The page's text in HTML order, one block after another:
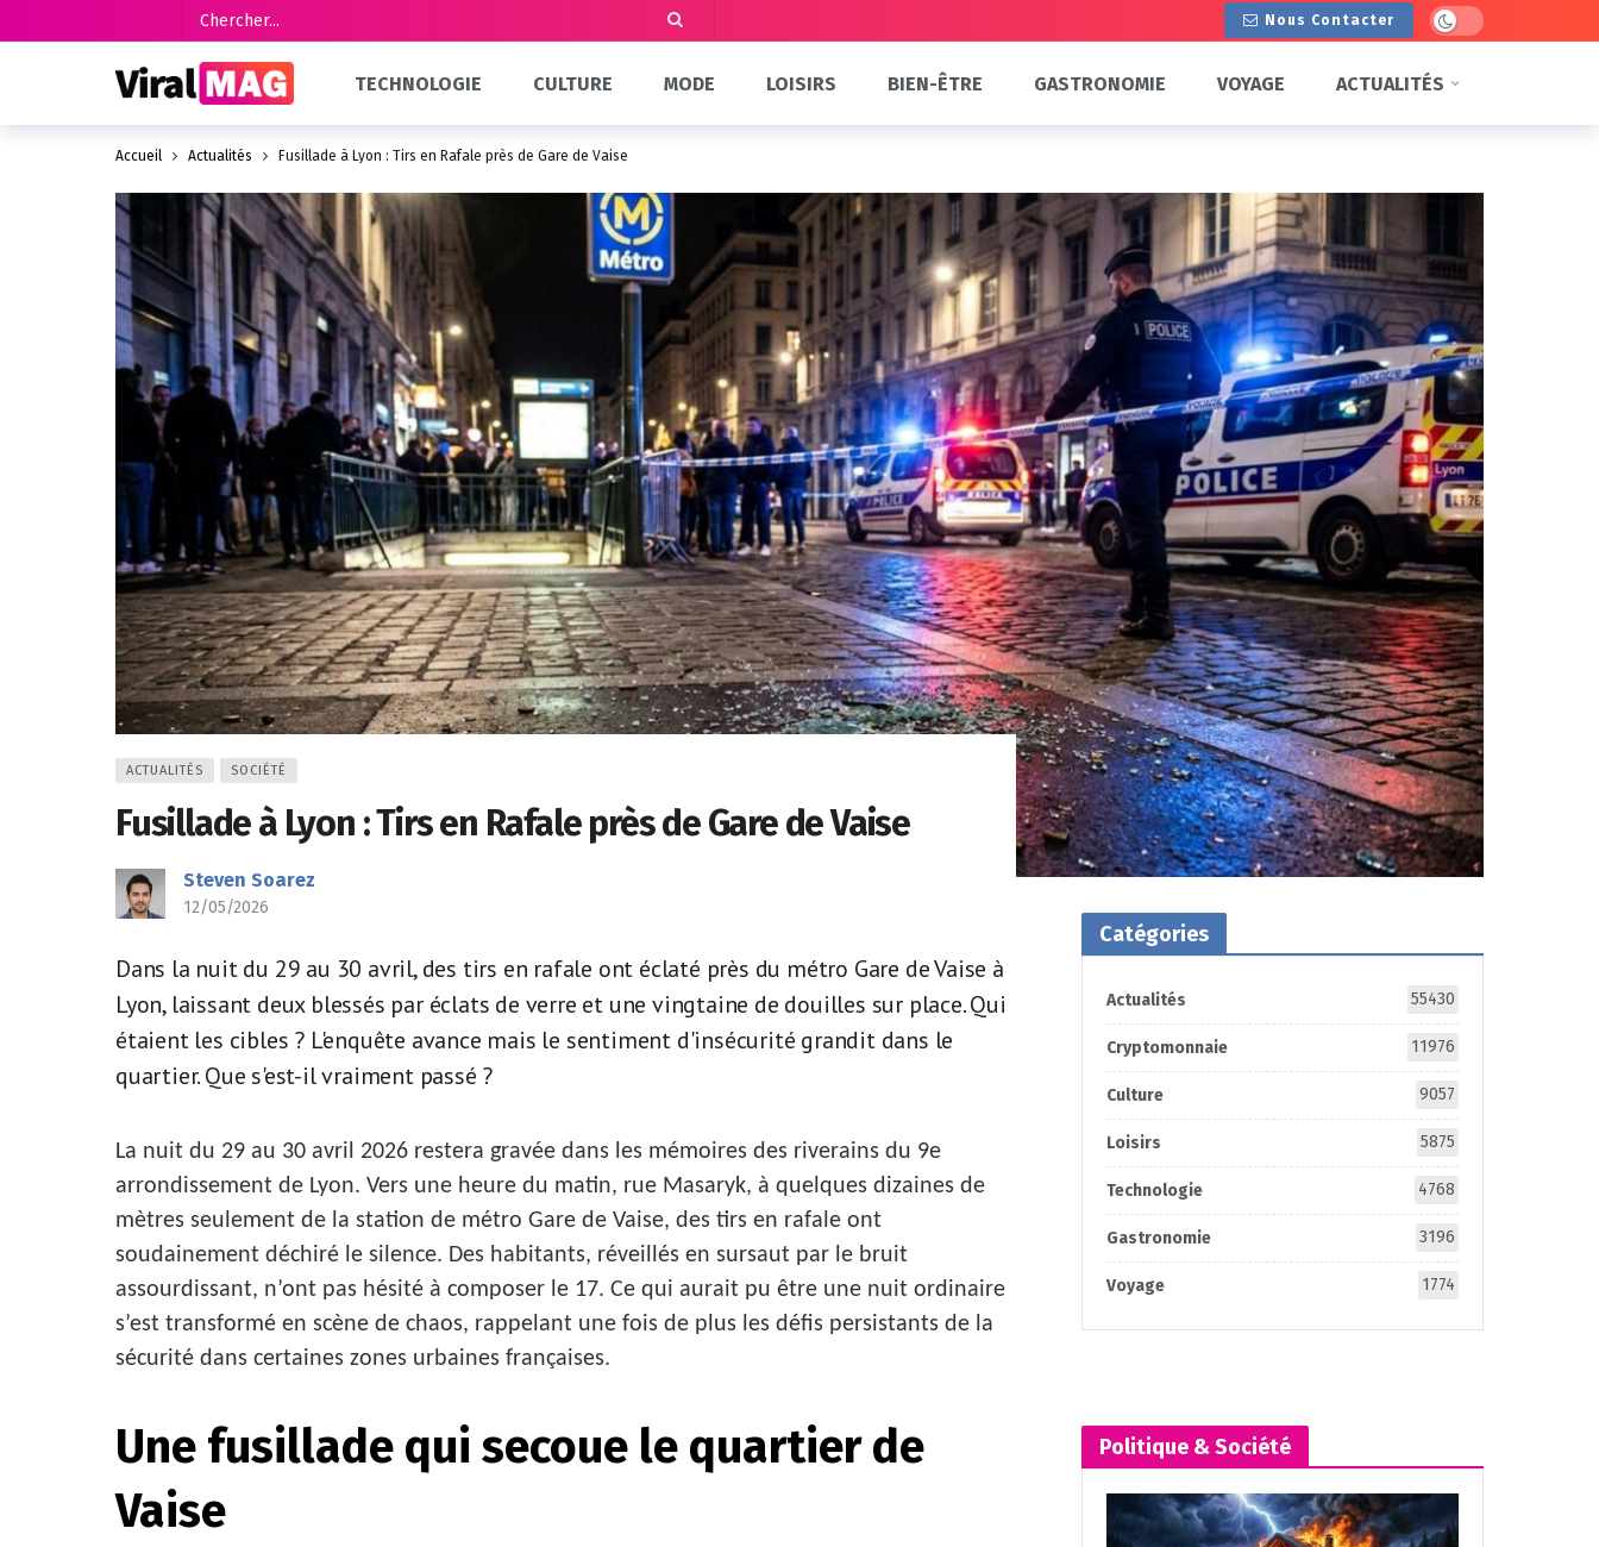
Nous Contacter Dark mode
TECHNOLOGIE CULTURE MODE LOISIRS BIEN-ÊTRE GASTRONOMIE VOYAGE ACTUALITÉS
Accueil Actualités Fusillade à Lyon : Tirs en Rafale près de Gare de Vaise
ACTUALITÉS SOCIÉTÉ
Fusillade à Lyon : Tirs en Rafale près de Gare de Vaise
Steven Soarez
12/05/2026
Dans la nuit du 29 au 30 avril, des tirs en rafale ont éclaté près du métro Gare de Vaise à
Lyon, laissant deux blessés par éclats de verre et une vingtaine de douilles sur place. Qui
étaient les cibles ? L'enquête avance mais le sentiment d'insécurité grandit dans le
quartier. Que s'est-il vraiment passé ?
La nuit du 29 au 30 avril 2026 restera gravée dans les mémoires des riverains du 9e
arrondissement de Lyon. Vers une heure du matin, rue Masaryk, à quelques dizaines de
mètres seulement de la station de métro Gare de Vaise, des tirs en rafale ont
soudainement déchiré le silence. Des habitants, réveillés en sursaut par le bruit
assourdissant, n’ont pas hésité à composer le 17. Ce qui aurait pu être une nuit ordinaire
s’est transformé en scène de chaos, rappelant une fois de plus les défis persistants de la
sécurité dans certaines zones urbaines françaises.
Une fusillade qui secoue le quartier de
Vaise
Catégories
Actualités 55430
Cryptomonnaie 11976
Culture 9057
Loisirs 5875
Technologie 4768
Gastronomie 3196
Voyage 1774
Politique & Société